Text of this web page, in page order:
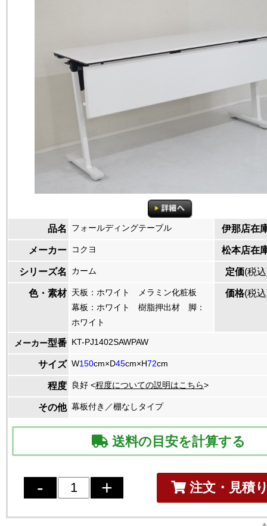
品名 フォールディングテーブル 伊那店在
メーカー コクヨ 松本店在
シリーズ名 カーム 定価(税
色・素材 天板：ホワイト メラミン化粧板
幕板：ホワイト 樹脂押出材 脚：
ホワイト
価格(税
メーカー型番 KT-PJ1402SAWPAW
サイズ W150cm×D45cm×H72cm
程度 良好 <程度についての説明はこちら>
その他 幕板付き／棚なしタイプ
送料の目安を計算する
注文・見積